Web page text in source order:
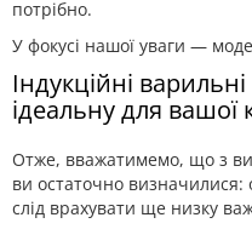
потрібно.
У фокусі нашої уваги —
Індукційні
ідеальну для вашої
Отже, вважатимемо, що з
ви остаточно визначилися:
слід врахувати ще низку